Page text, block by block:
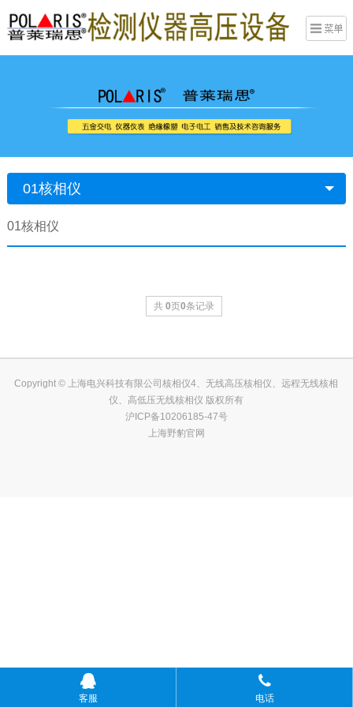
01核相仪
01核相仪
共0页0条记录
Copyright © 上海电兴科技有限公司核相仪4、无线高压核相仪、远程无线核相
仪、高低压无线核相仪 版权所有
沪ICP备10206185-47号
上海野豹官网
客服 电话